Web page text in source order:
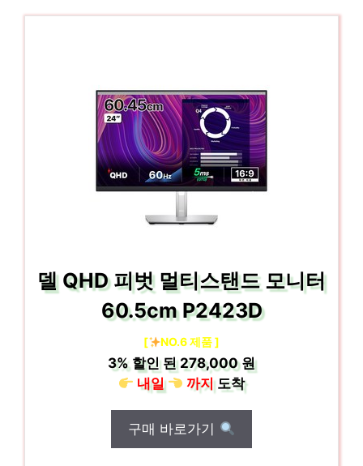
델 QHD 피벗 멀티스탠드 모니터
60.5cm P2423D
[ NO.6 제품 ]
3%할인 된278,000 원
내일
까지도착
구매 바로가기